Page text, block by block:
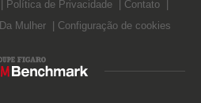
Política de Privacidade
Contato
Mulher Configuração de cookies